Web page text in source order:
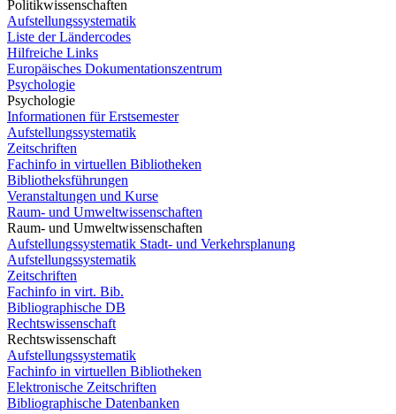
Politikwissenschaften
Aufstellungssystematik
Liste der Ländercodes
Hilfreiche Links
Europäisches Dokumentationszentrum
Psychologie
Psychologie
Informationen für Erstsemester
Aufstellungssystematik
Zeitschriften
Fachinfo in virtuellen Bibliotheken
Bibliotheksführungen
Veranstaltungen und Kurse
Raum- und Umweltwissenschaften
Raum- und Umweltwissenschaften
Aufstellungssystematik Stadt- und Verkehrsplanung
Aufstellungssystematik
Zeitschriften
Fachinfo in virt. Bib.
Bibliographische DB
Rechtswissenschaft
Rechtswissenschaft
Aufstellungssystematik
Fachinfo in virtuellen Bibliotheken
Elektronische Zeitschriften
Bibliographische Datenbanken